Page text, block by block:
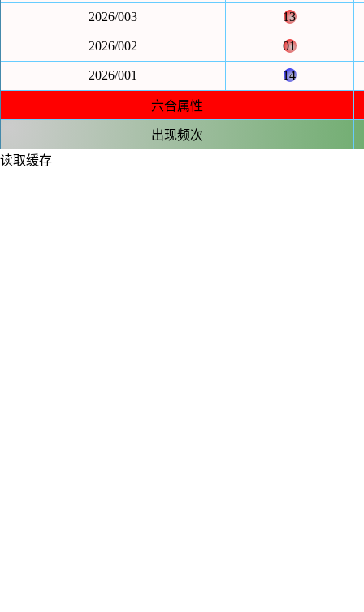
2026/003 13
2026/002 01
2026/001 14
六合属性
出现频次
读取缓存